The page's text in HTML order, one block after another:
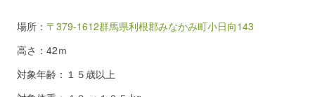
場所： 〒379-1612群馬県利根郡みなかみ町小日向143
高さ：42ｍ
対象年齢：１５歳以上